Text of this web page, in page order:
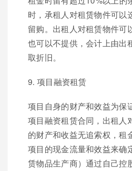
时，承租人对租赁物件可以
留购。出租人对租赁物件可
也可以不提供，会计上由出
取折旧。
9. 项目融资租赁
项目自身的财产和效益为保
项目融资租赁合同，出租人
的财产和收益无追索权，租
项目的现金流量和效益来确
赁物品生产商）通过自己控